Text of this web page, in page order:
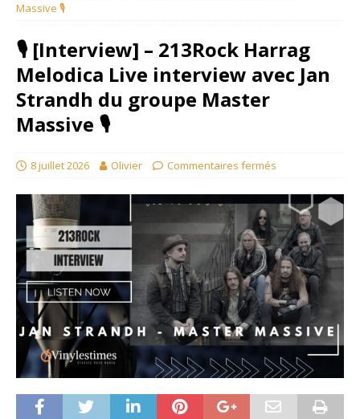
Massive 🎙
🎙 [Interview] – 213Rock Harrag
Melodica Live interview avec Jan
Strandh du groupe Master
Massive 🎙
8 juillet 2026 Olivier Commentaires fermés